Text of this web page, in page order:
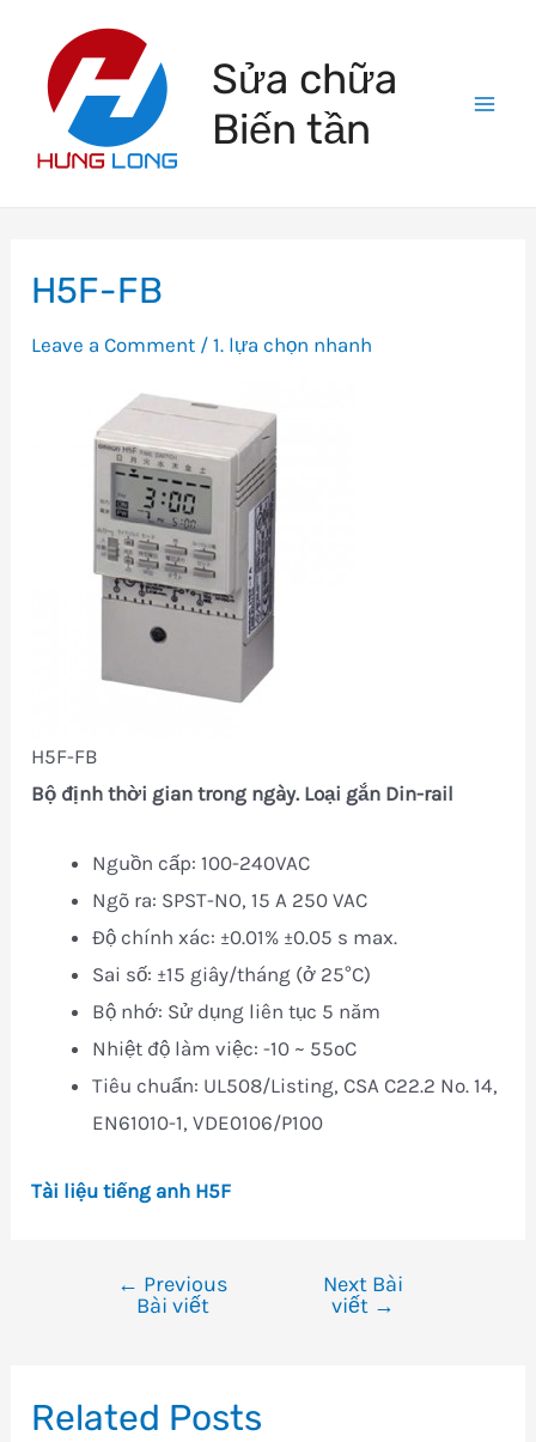
content
Sửa chữa
Biến tần
H5F-FB
Leave a Comment /1. lựa chọn nhanh
H5F-FB
Bộ định thời gian trong ngày. Loại gắn Din-rail
Nguồn cấp: 100-240VAC
Ngõ ra: SPST-NO, 15 A 250 VAC
Độ chính xác: ±0.01% ±0.05 s max.
Sai số: ±15 giây/tháng (ở 25°C)
Bộ nhớ: Sử dụng liên tục 5 năm
Nhiệt độ làm việc: -10 ~ 55oC
Tiêu chuẩn: UL508/Listing, CSA C22.2 No. 14,
EN61010-1, VDE0106/P100
Tài liệu tiếng anh H5F
viết
← Previous
Bài viết
Next Bài
viết →
Related Posts